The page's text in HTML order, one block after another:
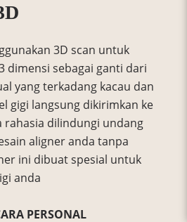
3D scan untuk
dimensi sebagai ganti dari
yang terkadang kacau dan
gigi langsung dikirimkan ke
rahasia dilindungi undang
aligner anda tanpa
ini dibuat spesial untuk
anda
PERSONAL